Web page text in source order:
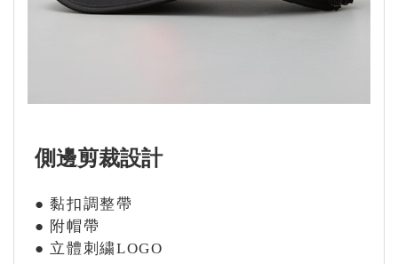
側邊剪裁設計
● 黏扣調整帶
● 附帽帶
● 立體刺繍LOGO